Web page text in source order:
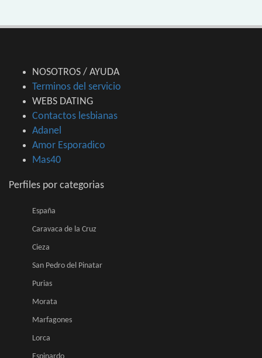
NOSOTROS / AYUDA
Terminos del servicio
WEBS DATING
Contactos lesbianas
Adanel
Amor Esporadico
Mas40
Perfiles por categorias
España
Caravaca de la Cruz
Cieza
San Pedro del Pinatar
Purias
Morata
Marfagones
Lorca